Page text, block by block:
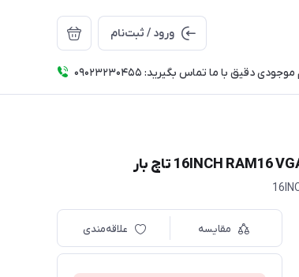
ورود / ثبت‌نام
دقیق با ما تماس بگیرید: 09023230455
مقایسه علاقه‌مندی